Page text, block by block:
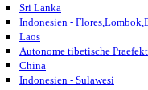
Sri Lanka
Indonesien -
Laos
Autonome tibetische
China
Indonesien - Sulawesi